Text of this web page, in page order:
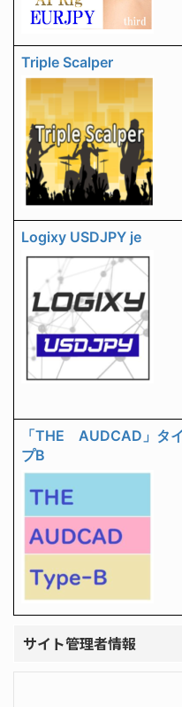
Triple Scalper
Logixy USDJPY je
「THE AUDCAD」タイ
プB
サイト管理者情報